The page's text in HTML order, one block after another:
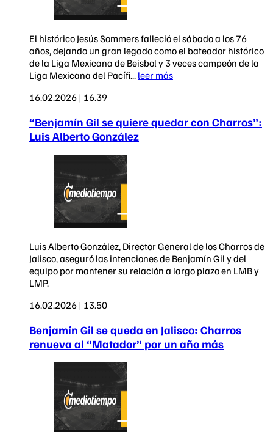
El histórico Jesús Sommers falleció el sábado a los 76
años, dejando un gran legado como el bateador histórico
de la Liga Mexicana de Beisbol y 3 veces campeón de la
Liga Mexicana del Pacífi... leer más
16.02.2026 | 16.39
“Benjamín Gil se quiere quedar con Charros”:
Luis Alberto González
Luis Alberto González, Director General de los Charros de
Jalisco, aseguró las intenciones de Benjamín Gil y del
equipo por mantener su relación a largo plazo en LMB y
LMP.
16.02.2026 | 13.50
Benjamín Gil se queda en Jalisco: Charros
renueva al “Matador” por un año más